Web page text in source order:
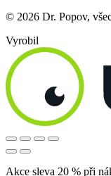
© 2026 Dr. Popov,
Vyrobil
Akce sleva 20 % při